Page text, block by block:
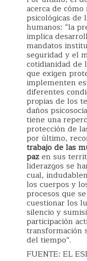
acerca de
psicológicas de
humanos: “la
implica
mandatos
seguridad y el
cotidianidad de
que exigen
implementen
diferentes
propias de los
daños
tiene una
protección de
por último,
trabajo de las
pazen sus
liderazgos se
cual,
los cuerpos y
procesos que
cuestionar los
silencio y
participación
transformación
del tiempo”.
FUENTE: EL